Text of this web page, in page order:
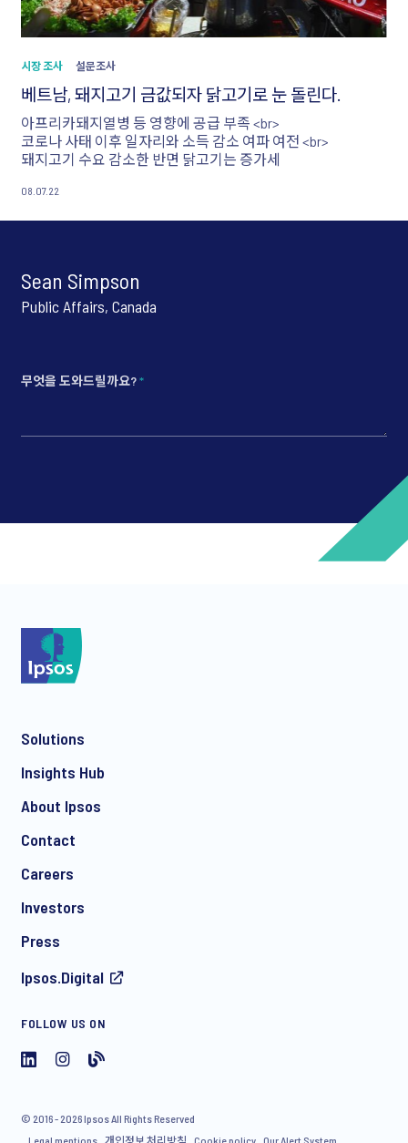
시장 조사 설문조사
베트남, 돼지고기 금값되자 닭고기로 눈 돌린다.
아프리카돼지열병 등 영향에 공급 부족 <br>
코로나 사태 이후 일자리와 소득 감소 여파 여전 <br>
돼지고기 수요 감소한 반면 닭고기는 증가세
08.07.22
Sean Simpson
Public Affairs, Canada
무엇을 도와드릴까요?*
수집 목적 : 입사지원자, 면접원, 고객(미디어, 견적)문의, 조사참여자,
보유 및 이용기간 :
그 밖에 사항은 개인정보처리방침을 준수합니다.
Solutions
Insights Hub
About Ipsos
Contact
Careers
Investors
Press
Ipsos.Digital
FOLLOW US ON
© 2016 - 2026 Ipsos All Rights Reserved
Legal mentions 개인정보 처리방침 Cookie policy Our Alert System